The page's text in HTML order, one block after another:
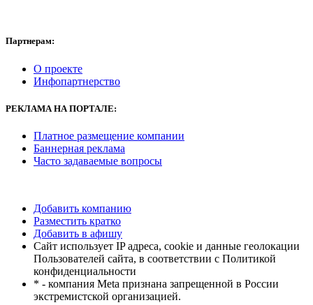
Партнерам:
О проекте
Инфопартнерство
РЕКЛАМА НА ПОРТАЛЕ:
Платное размещение компании
Баннерная реклама
Часто задаваемые вопросы
Добавить компанию
Разместить кратко
Добавить в афишу
Сайт использует IP адреса, cookie и данные геолокации
Пользователей сайта, в соответствии с Политикой
конфиденциальности
* - компания Meta признана запрещенной в России
экстремистской организацией.